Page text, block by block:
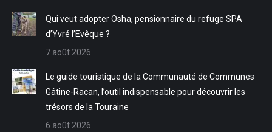
Qui veut adopter Osha, pensionnaire du refuge SPA
d’Yvré l’Evêque ?
7 août 2026
Le guide touristique de la Communauté de Communes
Gâtine-Racan, l’outil indispensable pour découvrir les
trésors de la Touraine
6 août 2026